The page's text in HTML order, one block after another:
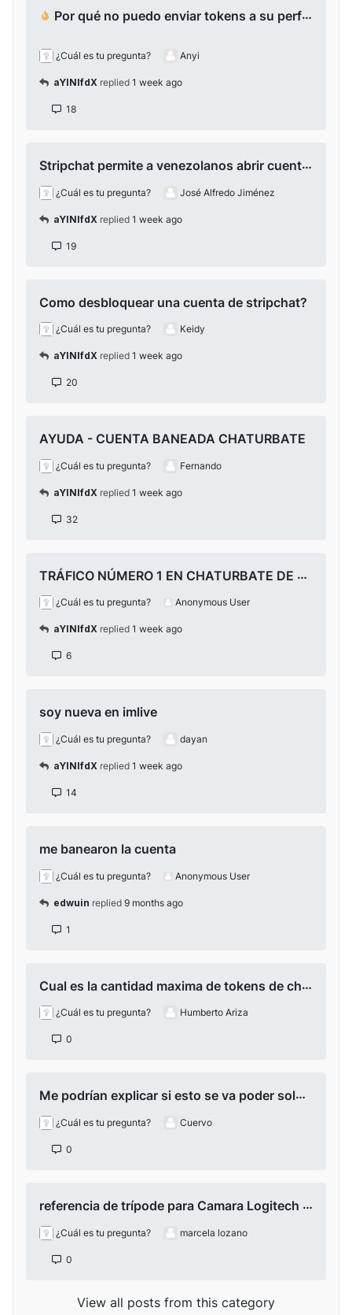
Por qué no puedo enviar tokens a su perfil de chataurbate?
¿Cuál es tu pregunta? Anyi
aYlNlfdX replied 1 week ago
18
Stripchat permite a venezolanos abrir cuentas y trabajar? Con ID venezolano?alguien puede ayudarme a conocer esto ?
¿Cuál es tu pregunta? José Alfredo Jiménez
aYlNlfdX replied 1 week ago
19
Como desbloquear una cuenta de stripchat?
¿Cuál es tu pregunta? Keidy
aYlNlfdX replied 1 week ago
20
AYUDA - CUENTA BANEADA CHATURBATE
¿Cuál es tu pregunta? Fernando
aYlNlfdX replied 1 week ago
32
TRÁFICO NÚMERO 1 EN CHATURBATE DE GOLDEN HOUSE
¿Cuál es tu pregunta? Anonymous User
aYlNlfdX replied 1 week ago
6
soy nueva en imlive
¿Cuál es tu pregunta? dayan
aYlNlfdX replied 1 week ago
14
me banearon la cuenta
¿Cuál es tu pregunta? Anonymous User
edwuin replied 9 months ago
1
Cual es la cantidad maxima de tokens de chaturbate que uno le puede enviar a bantokens?
¿Cuál es tu pregunta? Humberto Ariza
0
Me podrían explicar si esto se va poder solucionar en algún momento?
¿Cuál es tu pregunta? Cuervo
0
referencia de trípode para Camara Logitech C922
¿Cuál es tu pregunta? marcela lozano
0
View all posts from this category